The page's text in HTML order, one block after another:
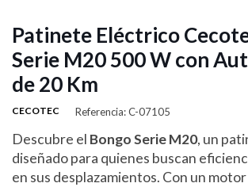
Patinete Eléctrico
Serie M20 500 W con
de 20 Km
CECOTEC Referencia: C-07105
Descubre el Bongo Serie M20, un
diseñado para quienes buscan
en sus desplazamientos. Con un